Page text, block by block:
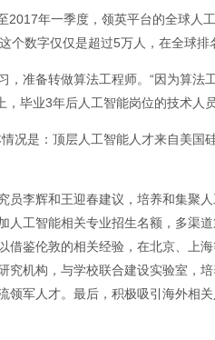
2017年一季度，领英平台的全球人
数字仅仅是超过5万人，在全球排
准备转做算法工程师。“因为算法
毕业3年后人工智能岗位的技术人
况是：顶层人工智能人才来自美国
员李辉和王迎春建议，培养和集聚
人工智能相关专业招生名额，多渠
借鉴伦敦的相关经验，在北京、上
究机构，与学校联合建设实验室，
领军人才。最后，积极吸引海外相